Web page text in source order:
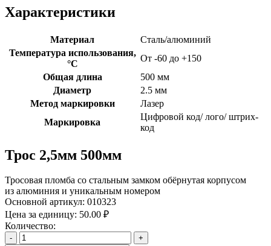
Характеристики
Материал
Сталь/алюминий
Температура использования,
°C
От -60 до +150
Общая длина
500 мм
Диаметр
2.5 мм
Метод маркировки
Лазер
Маркировка
Цифровой код/ лого/ штрих-
код
Трос 2,5мм 500мм
Тросовая пломба со стальным замком обёрнутая корпусом
из алюминия и уникальным номером
Основной артикул: 010323
Цена за единицу: 50.00 ₽
Количество:
- +